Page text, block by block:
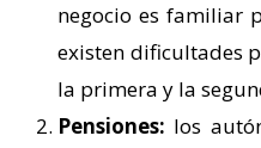
negocio es familiar
existen dificultades
la primera y la
Pensiones: los